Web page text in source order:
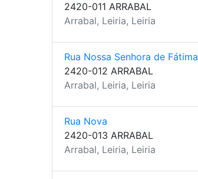
2420-011 ARRABAL
Arrabal, Leiria, Leiria
Rua Nossa Senhora de Fátima
2420-012 ARRABAL
Arrabal, Leiria, Leiria
Rua Nova
2420-013 ARRABAL
Arrabal, Leiria, Leiria